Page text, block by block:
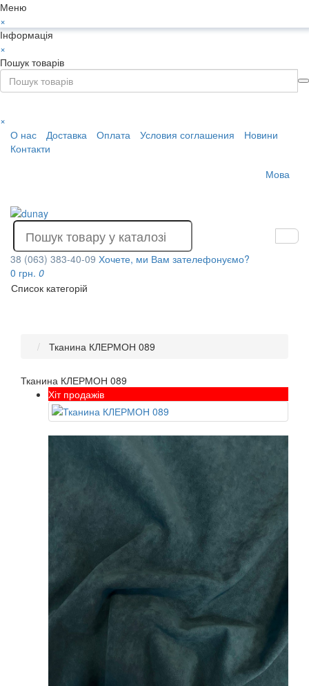
Меню
×
Інформація
×
Пошук товарів
×
О нас
Доставка Оплата Условия соглашения
Новини
Контакти
Мова
38 (063) 383-40-09 Хочете, ми Вам зателефонуємо?
0 грн. 0
Список категорій
Тканина КЛЕРМОН 089
Тканина КЛЕРМОН 089
Хіт продажів